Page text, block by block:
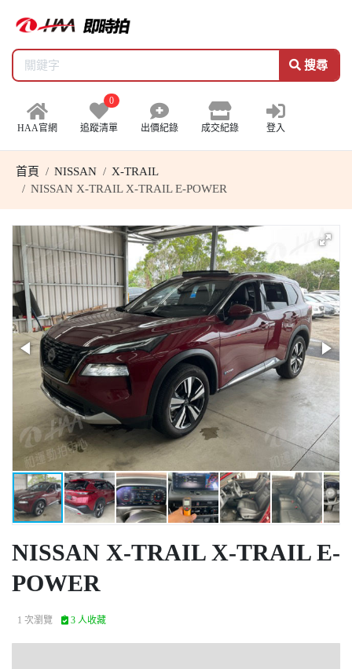
搜尋
HAA官網
0
追蹤清單 出價紀錄 成交紀錄 登入
首頁 NISSAN
X-TRAIL
NISSAN X-TRAIL X-TRAIL E-POWER
NISSAN X-TRAIL X-TRAIL E-
POWER
1 次瀏覽 3 人收藏